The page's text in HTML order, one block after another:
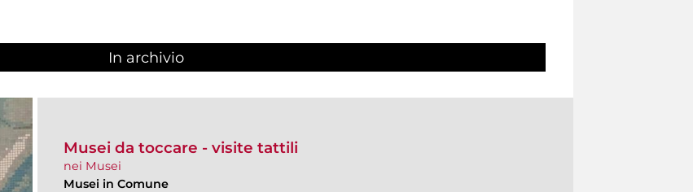
In archivio
Musei da toccare - visite tattili
nei Musei
Musei in Comune